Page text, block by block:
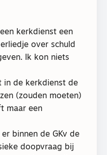
kerkdienst een
over schuld
Ik kon niets
in de kerkdienst de
(zouden moeten)
maar een
binnen de GKv de
doopvraag bij